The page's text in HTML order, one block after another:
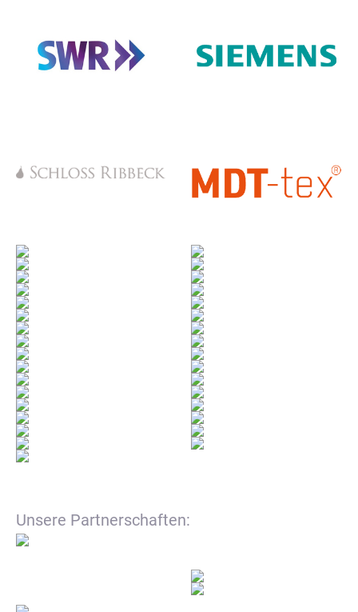
Unsere Partnerschaften: